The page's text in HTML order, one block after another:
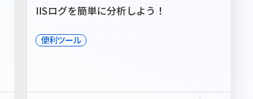
IISログを簡単に分析しよう！
便利ツール